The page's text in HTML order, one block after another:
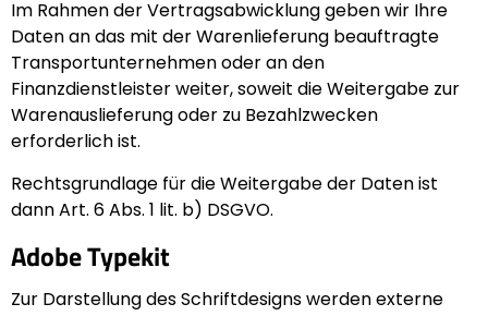
Im Rahmen der Vertragsabwicklung geben wir Ihre
Daten an das mit der Warenlieferung beauftragte
Transportunternehmen oder an den
Finanzdienstleister weiter, soweit die Weitergabe zur
Warenauslieferung oder zu Bezahlzwecken
erforderlich ist.
Rechtsgrundlage für die Weitergabe der Daten ist
dann Art. 6 Abs. 1 lit. b) DSGVO.
Adobe Typekit
Zur Darstellung des Schriftdesigns werden externe